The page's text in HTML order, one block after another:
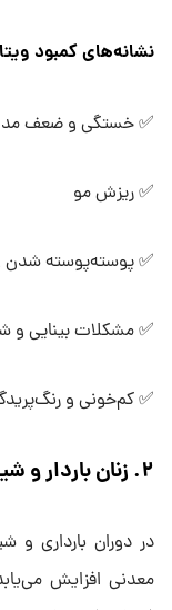
نشانه‌های کمبود
✅ خستگی و ضعف
✅ ریزش مو
✅ پوسته‌پوسته
✅ مشکلات بینایی
✅ کم‌خونی و
۲. زنان باردار و شیرده
در دوران بارداری و
معدنی افزایش